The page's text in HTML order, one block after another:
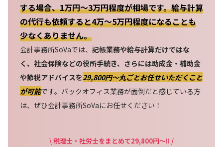
する場合、1万円～3万円程度が相場です。給与計算
の代行も依頼すると4万～5万円程度になることも
少なくありません。
会計事務所SoVaでは、 記帳業務や給与計算だけではな
く、社会保険などの役所手続き、さらには助成金・補助金
や節税アドバイスを29,800円〜丸ごとお任せいただくこと
が可能です。バックオフィス業務が面倒だと感じている方
は、ぜひ会計事務所SoVaにお任せください！
\ 税理士・社労士をまとめて29,800円～!! /